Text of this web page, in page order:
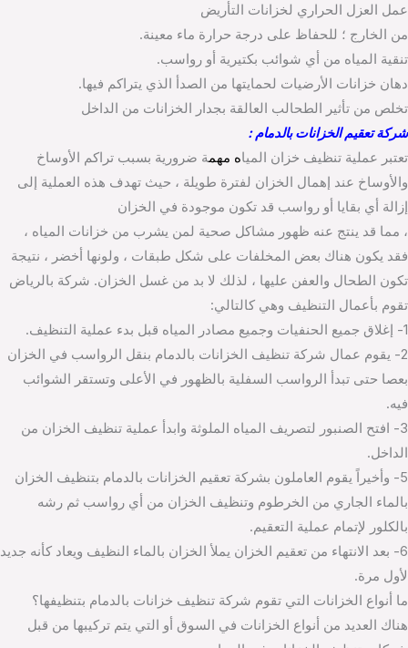
عمل العزل الحراري لخزانات التأريض
من الخارج ؛ للحفاظ على درجة حرارة ماء معينة.
تنقية المياه من أي شوائب بكتيرية أو رواسب.
دهان خزانات الأرضيات لحمايتها من الصدأ الذي يتراكم فيها.
تخلص من تأثير الطحالب العالقة بجدار الخزانات من الداخل
شركة تعقيم الخزانات بالدمام :
تعتبر عملية تنظيف خزان المياه مهمة ضرورية بسبب تراكم الأوساخ
والأوساخ عند إهمال الخزان لفترة طويلة ، حيث تهدف هذه العملية إلى
إزالة أي بقايا أو رواسب قد تكون موجودة في الخزان
، مما قد ينتج عنه ظهور مشاكل صحية لمن يشرب من خزانات المياه ،
فقد يكون هناك بعض المخلفات على شكل طبقات ، ولونها أخضر ، نتيجة
تكون الطحال والعفن عليها ، لذلك لا بد من غسل الخزان. شركة بالرياض
تقوم بأعمال التنظيف وهي كالتالي:
1- إغلاق جميع الحنفيات وجميع مصادر المياه قبل بدء عملية التنظيف.
2- يقوم عمال شركة تنظيف الخزانات بالدمام بنقل الرواسب في الخزان
بعصا حتى تبدأ الرواسب السفلية بالظهور في الأعلى وتستقر الشوائب
فيه.
3- افتح الصنبور لتصريف المياه الملوثة وابدأ عملية تنظيف الخزان من
الداخل.
5- وأخيراً يقوم العاملون بشركة تعقيم الخزانات بالدمام بتنظيف الخزان
بالماء الجاري من الخرطوم وتنظيف الخزان من أي رواسب ثم رشه
بالكلور لإتمام عملية التعقيم.
6- بعد الانتهاء من تعقيم الخزان يملأ الخزان بالماء النظيف ويعاد كأنه جديد
لأول مرة.
ما أنواع الخزانات التي تقوم شركة تنظيف خزانات بالدمام بتنظيفها؟
هناك العديد من أنواع الخزانات في السوق أو التي يتم تركيبها من قبل